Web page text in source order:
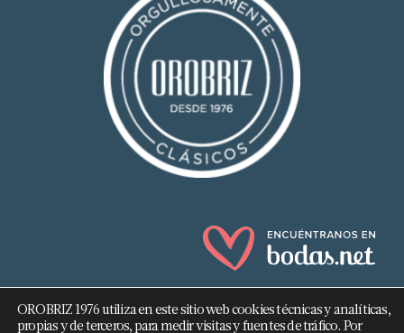
OROBRIZ 1976 utiliza en este sitio web cookies técnicas y analíticas,
propias y de terceros, para medir visitas y fuentes de tráfico. Por